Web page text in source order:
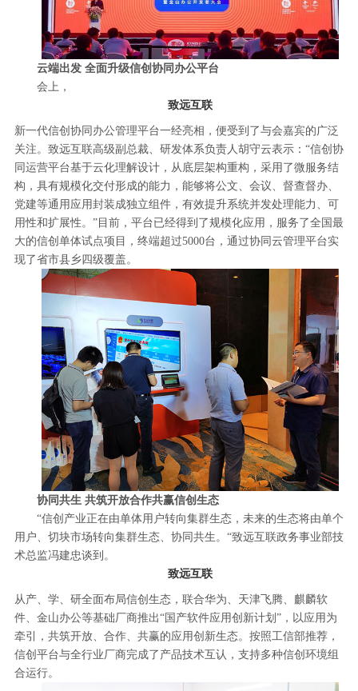
云端出发 全面升级信创协同办公平台
会上，
致远互联
新一代信创协同办公管理平台一经亮相，便受到了与会嘉宾的广泛
关注。致远互联高级副总裁、研发体系负责人胡守云表示：“信创协
同运营平台基于云化理解设计，从底层架构重构，采用了微服务结
构，具有规模化交付形成的能力，能够将公文、会议、督查督办、
党建等通用应用封装成独立组件，有效提升系统并发处理能力、可
用性和扩展性。”目前，平台已经得到了规模化应用，服务了全国最
大的信创单体试点项目，终端超过5000台，通过协同云管理平台实
现了省市县乡四级覆盖。
协同共生 共筑开放合作共赢信创生态
“信创产业正在由单体用户转向集群生态，未来的生态将由单个
用户、切块市场转向集群生态、协同共生。“致远互联政务事业部技
术总监冯建忠谈到。
致远互联
从产、学、研全面布局信创生态，联合华为、天津飞腾、麒麟软
件、金山办公等基础厂商推出“国产软件应用创新计划”，以应用为
牵引，共筑开放、合作、共赢的应用创新生态。按照工信部推荐，
信创平台与全行业厂商完成了产品技术互认，支持多种信创环境组
合运行。